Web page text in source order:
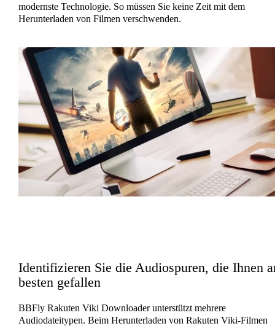
modernste Technologie. So müssen Sie keine Zeit mit dem
Herunterladen von Filmen verschwenden.
Identifizieren Sie die Audiospuren, die Ihnen
besten gefallen
BBFly Rakuten Viki Downloader unterstützt mehrere
Audiodateitypen. Beim Herunterladen von Rakuten Viki-Filmen